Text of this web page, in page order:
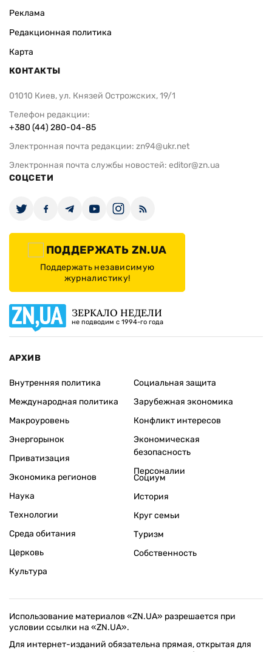
Реклама
Редакционная политика
Карта
КОНТАКТЫ
01010 Киев, ул. Князей Острожских, 19/1
Телефон редакции:
+380 (44) 280-04-85
Электронная почта редакции: zn94@ukr.net
Электронная почта службы новостей: editor@zn.ua
СОЦСЕТИ
ПОДДЕРЖАТЬ ZN.UA
Поддержать независимую
журналистику!
ЗЕРКАЛО НЕДЕЛИ
не подводим с 1994-го года
АРХИВ
Внутренняя политика
Международная политика
Макроуровень
Энергорынок
Приватизация
Экономика регионов
Социальная защита
Зарубежная экономика
Конфликт интересов
Экономическая
безопасность
Персоналии
Наука
Технологии
Среда обитания
Церковь
Культура
Социум
История
Круг семьи
Туризм
Собственность
Использование материалов «ZN.UA» разрешается при
условии ссылки на «ZN.UA».
Для интернет-изданий обязательна прямая, открытая для